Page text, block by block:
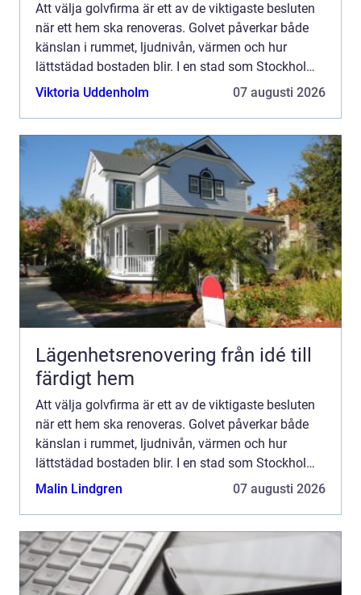
Att välja golvfirma är ett av de viktigaste besluten
när ett hem ska renoveras. Golvet påverkar både
känslan i rummet, ljudnivån, värmen och hur
lättstädad bostaden blir. I en stad som Stockholm,
där bostäder varierar från sekelskifteslägenheter
Viktoria Uddenholm 07 augusti 2026
Lägenhetsrenovering från idé till
färdigt hem
Att välja golvfirma är ett av de viktigaste besluten
när ett hem ska renoveras. Golvet påverkar både
känslan i rummet, ljudnivån, värmen och hur
lättstädad bostaden blir. I en stad som Stockholm,
där bostäder varierar från sekelskifteslägenheter
Malin Lindgren 07 augusti 2026